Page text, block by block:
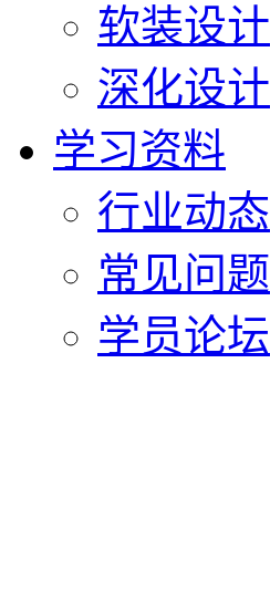
软装设计
深化设计
学习资料
行业动态
常见问题
学员论坛